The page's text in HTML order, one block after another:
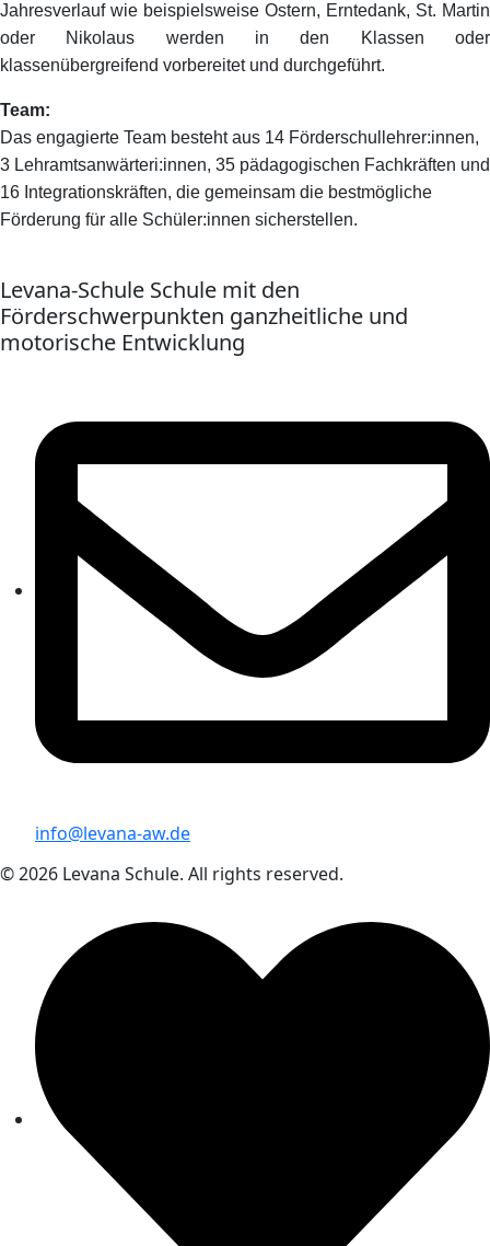
Jahresverlauf wie beispielsweise Ostern, Erntedank, St. Martin
oder Nikolaus werden in den Klassen oder
klassenübergreifend vorbereitet und durchgeführt.
Team:
Das engagierte Team besteht aus 14 Förderschullehrer:innen,
3 Lehramtsanwärteri:innen, 35 pädagogischen Fachkräften und
16 Integrationskräften, die gemeinsam die bestmögliche
Förderung für alle Schüler:innen sicherstellen.
Levana-Schule Schule mit den
Förderschwerpunkten ganzheitliche und
motorische Entwicklung
info@levana-aw.de
© 2026 Levana Schule. All rights reserved.